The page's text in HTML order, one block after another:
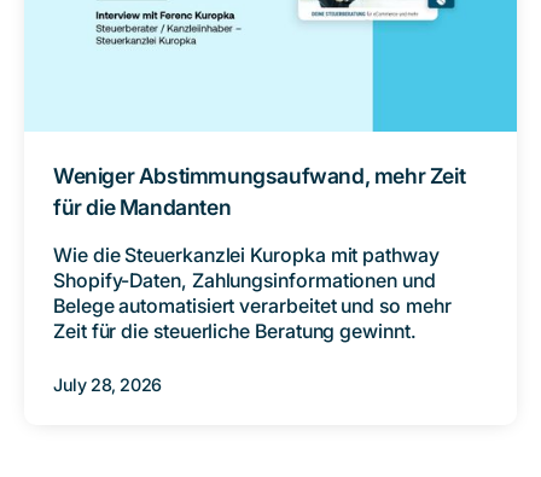
Weniger Abstimmungsaufwand, mehr Zeit
für die Mandanten
Wie die Steuerkanzlei Kuropka mit pathway
Shopify-Daten, Zahlungsinformationen und
Belege automatisiert verarbeitet und so mehr
Zeit für die steuerliche Beratung gewinnt.
July 28, 2026